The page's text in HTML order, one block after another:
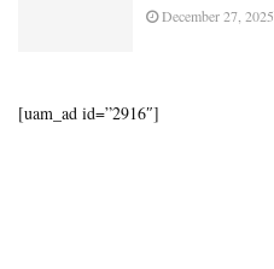
December 27, 2025
[uam_ad id=”2916″]